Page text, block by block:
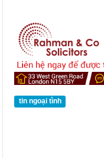
tin ngoại tình